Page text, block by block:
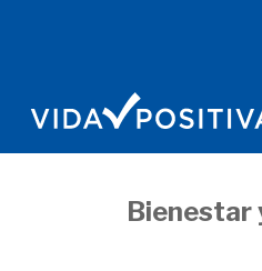
Bienestar